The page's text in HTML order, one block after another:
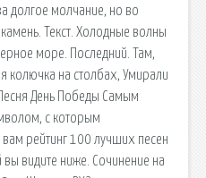
долгое молчание, но во
Текст. Холодные волны
море. Последний. Там,
колючка на столбах, Умирали
День Победы Самым
с которым
вам рейтинг 100 лучших песен
видите ниже. Сочинение на